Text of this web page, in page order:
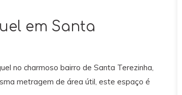
em Santa
no charmoso bairro de Santa Terezinha,
metragem de área útil, este espaço é